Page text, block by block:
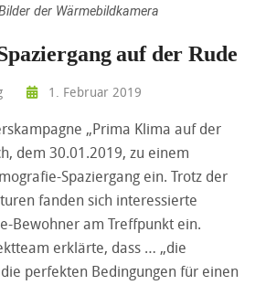
der Wärmebildkamera
auf der Rude
1. Februar 2019
„Prima Klima auf der
dem 30.01.2019, zu einem
Spaziergang ein. Trotz der
fanden sich interessierte
Bewohner am Treffpunkt ein.
erklärte, dass … „die
perfekten Bedingungen für einen